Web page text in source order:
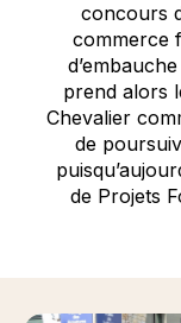
concours
commerce
prend alors
Chevalier
de
de Projets